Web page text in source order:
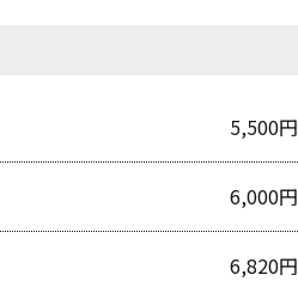
5,500円
6,000円
6,820円